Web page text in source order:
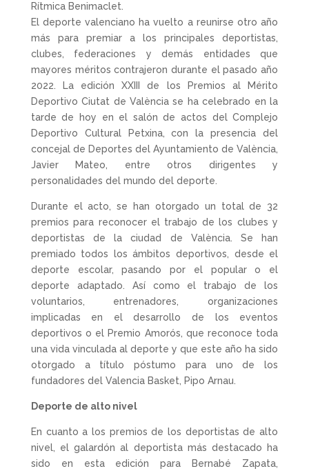
Rítmica Benimaclet.
El deporte valenciano ha vuelto a reunirse otro año
más para premiar a los principales deportistas,
clubes, federaciones y demás entidades que
mayores méritos contrajeron durante el pasado año
2022. La edición XXIII de los Premios al Mérito
Deportivo Ciutat de València se ha celebrado en la
tarde de hoy en el salón de actos del Complejo
Deportivo Cultural Petxina, con la presencia del
concejal de Deportes del Ayuntamiento de València,
Javier Mateo, entre otros dirigentes y
personalidades del mundo del deporte.
Durante el acto, se han otorgado un total de 32
premios para reconocer el trabajo de los clubes y
deportistas de la ciudad de València. Se han
premiado todos los ámbitos deportivos, desde el
deporte escolar, pasando por el popular o el
deporte adaptado. Así como el trabajo de los
voluntarios, entrenadores, organizaciones
implicadas en el desarrollo de los eventos
deportivos o el Premio Amorós, que reconoce toda
una vida vinculada al deporte y que este año ha sido
otorgado a título póstumo para uno de los
fundadores del Valencia Basket, Pipo Arnau.
Deporte de alto nivel
En cuanto a los premios de los deportistas de alto
nivel, el galardón al deportista más destacado ha
sido en esta edición para Bernabé Zapata,